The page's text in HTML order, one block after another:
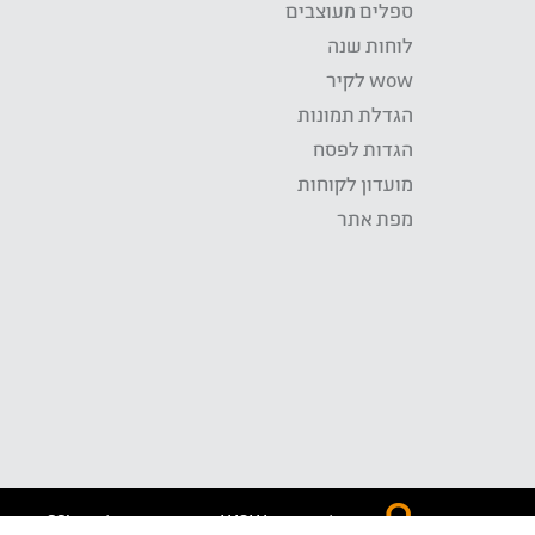
ספלים מעוצבים
לוחות שנה
wow לקיר
הגדלת תמונות
הגדות לפסח
מועדון לקוחות
מפת אתר
התשלום באתר WOW מאובטח בטכנולוגית SSL